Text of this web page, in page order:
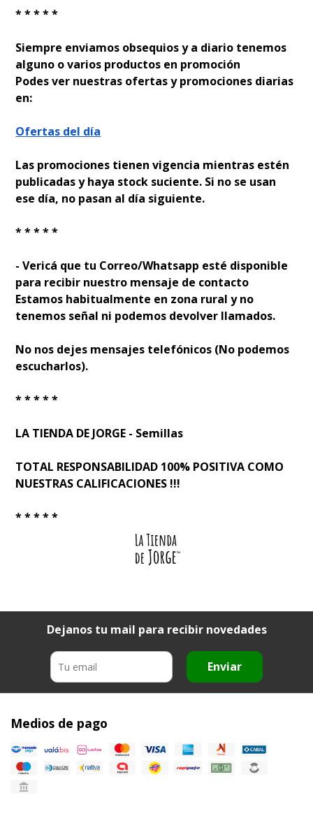
* * * * *
Siempre enviamos obsequios y a diario tenemos
alguno o varios productos en promoción
Podes ver nuestras ofertas y promociones diarias
en:
Ofertas del día
Las promociones tienen vigencia mientras estén
publicadas y haya stock suficiente. Si no se usan
ese día, no pasan al día siguiente.
* * * * *
- Verificá que tu Correo/Whatsapp esté disponible
para recibir nuestro mensaje de contacto
Estamos habitualmente en zona rural y no
tenemos señal ni podemos devolver llamados.
No nos dejes mensajes telefónicos (No podemos
escucharlos).
* * * * *
LA TIENDA DE JORGE - Semillas
TOTAL RESPONSABILIDAD 100% POSITIVA COMO
NUESTRAS CALIFICACIONES !!!
* * * * *
Dejanos tu mail para recibir novedades
Enviar
Medios de pago